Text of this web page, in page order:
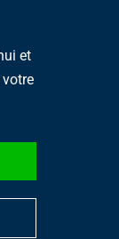
et